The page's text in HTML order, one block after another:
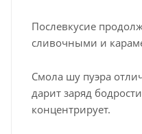
Послевкусие
сливочными и
Смола шу пуэра
дарит заряд
концентрирует.